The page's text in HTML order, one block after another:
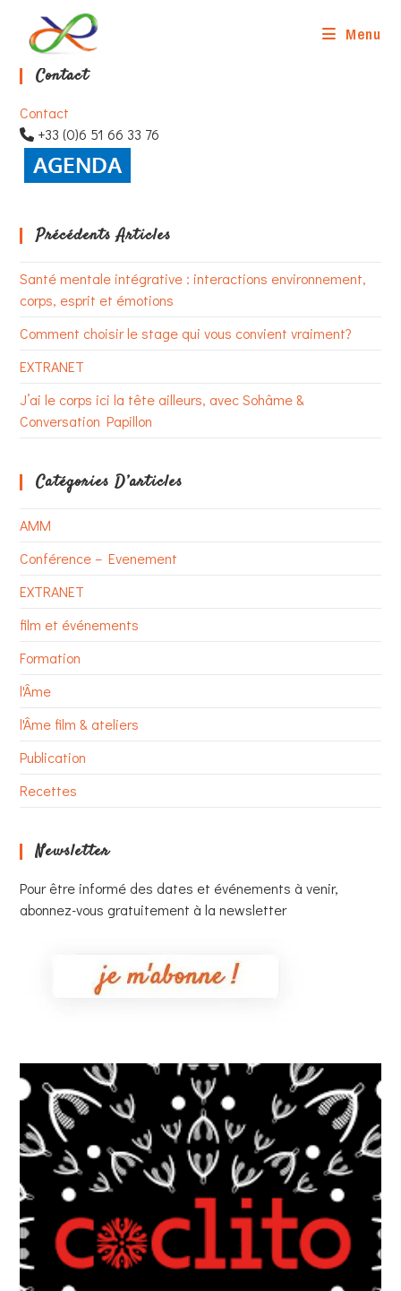
content
Menu
Contact
Contact
+33 (0)6 51 66 33 76
Précédents Articles
Santé mentale intégrative : interactions environnement,
corps, esprit et émotions
Comment choisir le stage qui vous convient vraiment?
EXTRANET
J’ai le corps ici la tête ailleurs, avec Sohâme &
Conversation Papillon
Catégories D’articles
AMM
Conférence – Evenement
EXTRANET
film et événements
Formation
l'Âme
l'Âme film & ateliers
Publication
Recettes
Newsletter
Pour être informé des dates et événements à venir,
abonnez-vous gratuitement à la newsletter